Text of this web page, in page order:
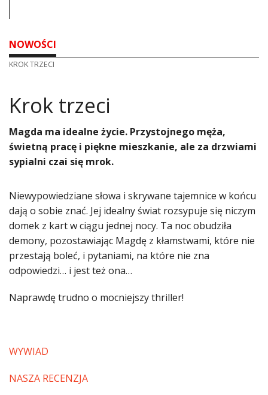
NOWOŚCI
KROK TRZECI
Krok trzeci
Magda ma idealne życie. Przystojnego męża,
świetną pracę i piękne mieszkanie, ale za drzwiami
sypialni czai się mrok.
Niewypowiedziane słowa i skrywane tajemnice w końcu
dają o sobie znać. Jej idealny świat rozsypuje się niczym
domek z kart w ciągu jednej nocy. Ta noc obudziła
demony, pozostawiając Magdę z kłamstwami, które nie
przestają boleć, i pytaniami, na które nie zna
odpowiedzi… i jest też ona…
Naprawdę trudno o mocniejszy thriller!
WYWIAD
NASZA RECENZJA